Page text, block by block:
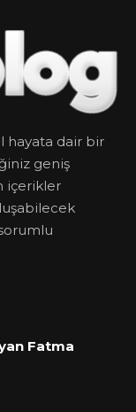
hayata dair bir
geniş
içerikler
Fatma